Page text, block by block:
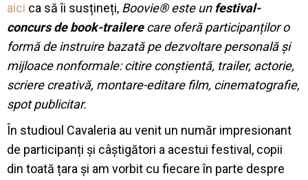
aici ca să îi susțineți, Boovie® este un festival-
concurs de book-trailerecare oferă participanților o
formă de instruire bazată pe dezvoltare personală și
mijloace nonformale: citire conștientă, trailer, actorie,
scriere creativă, montare-editare film, cinematografie,
spot publicitar.
În studioul Cavaleria au venit un număr impresionant
de participanți și câștigători a acestui festival, copii
din toată țara și am vorbit cu fiecare în parte despre